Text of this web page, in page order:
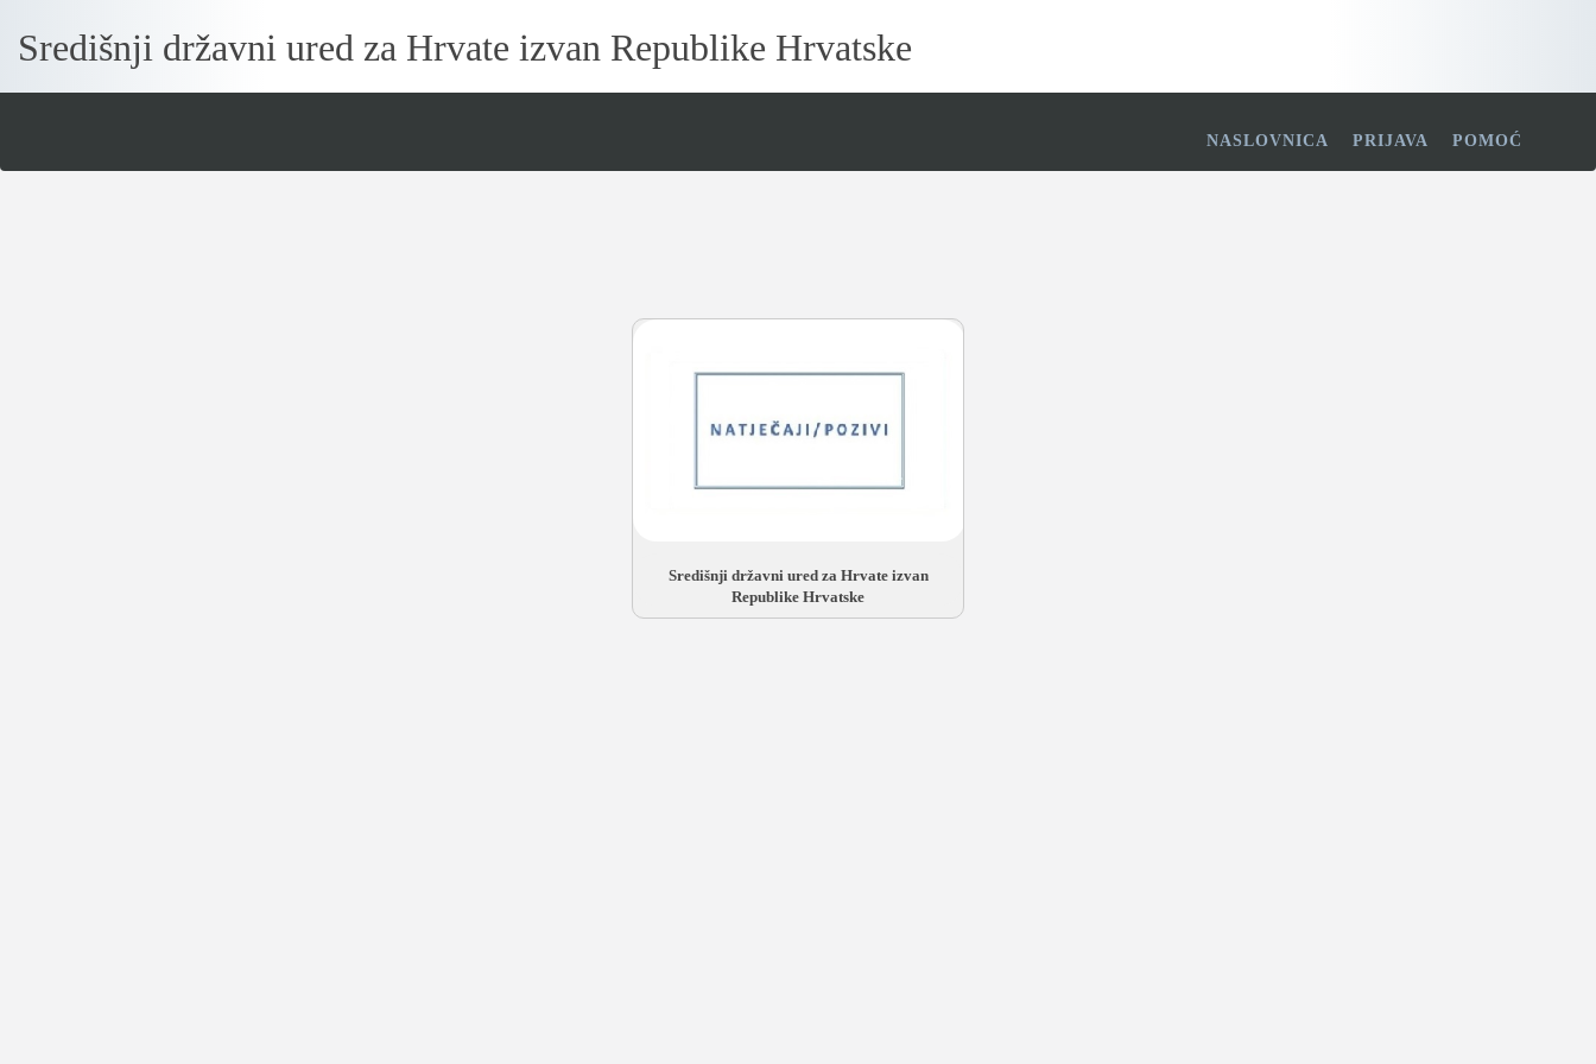
Središnji državni ured za Hrvate izvan Republike Hrvatske
NASLOVNICA PRIJAVA POMOĆ
Središnji državni ured za Hrvate izvan
Republike Hrvatske